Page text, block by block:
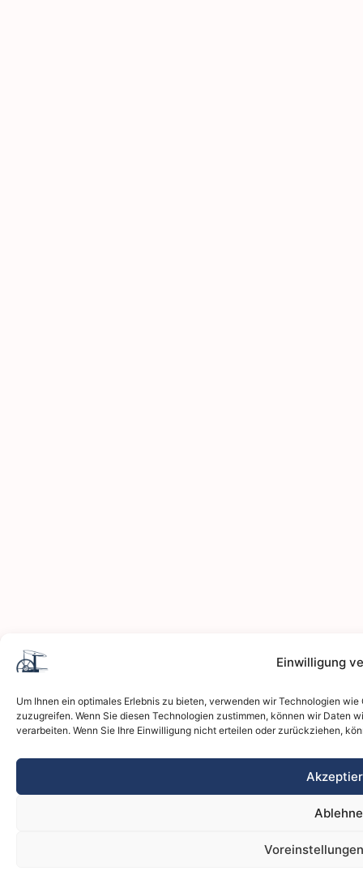
Einwilligung
Um Ihnen ein optimales Erlebnis zu bieten, verwenden wir Technologien
zuzugreifen. Wenn Sie diesen Technologien zustimmen, können wir Daten
verarbeiten. Wenn Sie Ihre Einwilligung nicht erteilen oder zurückziehen,